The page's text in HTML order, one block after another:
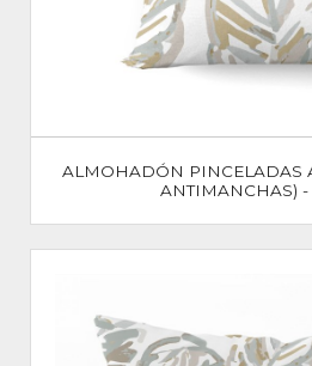
ALMOHADÓN PINCELADAS
ANTIMANCHAS)